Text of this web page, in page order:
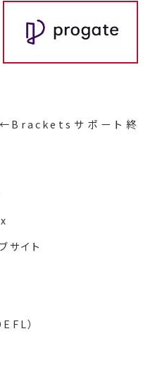
サポート終
サイト
）